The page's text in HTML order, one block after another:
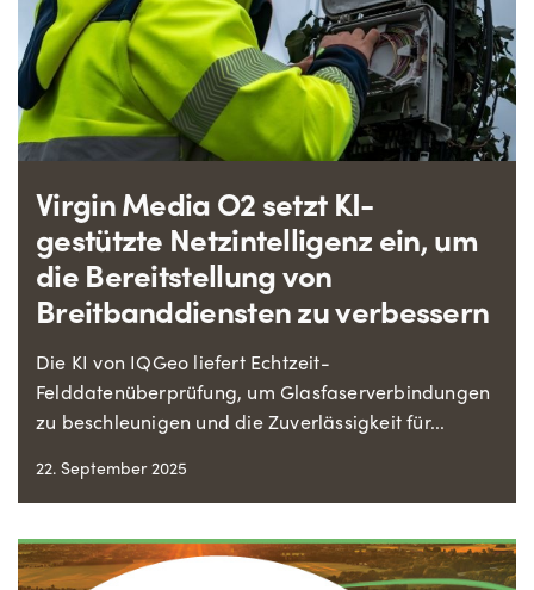
Virgin Media O2 setzt KI-
gestützte Netzintelligenz ein, um
die Bereitstellung von
Breitbanddiensten zu verbessern
Die KI von IQGeo liefert Echtzeit-
Felddatenüberprüfung, um Glasfaserverbindungen
zu beschleunigen und die Zuverlässigkeit für...
22. September 2025